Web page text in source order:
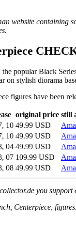
website containing
popular Black
on stylish diorama
figures have been
original price still
10 49.99 USD
10 49.99 USD
04 49.99 USD
07 109.99 USD
08 49.99 USD
you
Centerpiece,